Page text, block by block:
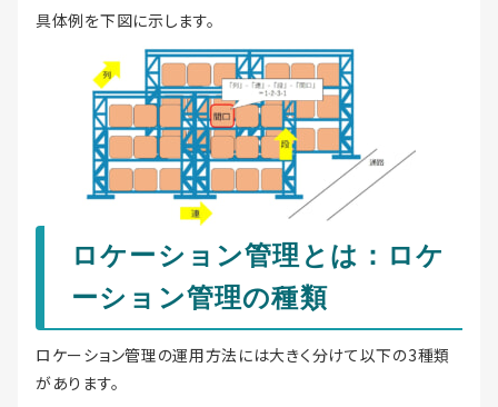
具体例を下図に示します。
ロケーション管理とは：ロケ
ーション管理の種類
ロケーション管理の運用方法には大きく分けて以下の3種類
があります。